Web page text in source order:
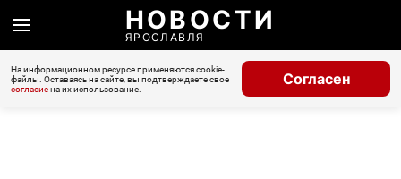
НОВОСТИ
ЯРОСЛАВЛЯ
На информационном ресурсе применяются cookie-
файлы. Оставаясь на сайте, вы подтверждаете свое
согласиена их использование.
Согласен